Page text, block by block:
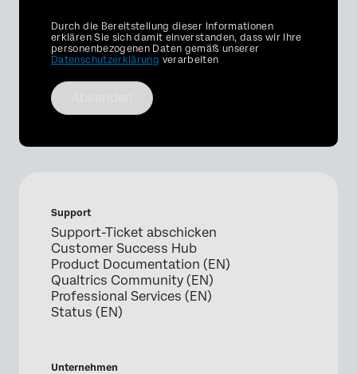
Privacy
Optin
Durch die Bereitstellung dieser Informationen
erklären Sie sich damit einverstanden, dass wir Ihre
personenbezogenen Daten gemäß unserer
Datenschutzerklärung verarbeiten
Support
Support-Ticket abschicken
Customer Success Hub
Product Documentation (EN)
Qualtrics Community (EN)
Professional Services (EN)
Status (EN)
Unternehmen